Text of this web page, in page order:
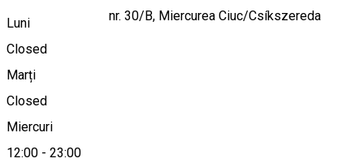
Luni
Closed
Marți
Closed
Miercuri
12:00 - 23:00
Bulevardul Frăției nr. 30/B, Miercurea Ciuc/Csíkszereda
Hartă